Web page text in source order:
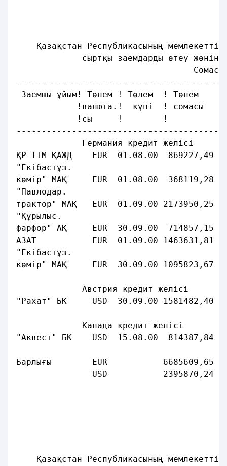
Қазақстан Республикасының
сыртқы заемдарды өтеу жөніндегі
Сомасы
Заемшы ұйым! Төлем ! Төлем  ! Төлем
!валюта.!  күні  ! сомасы    !
!сы     !        !           !
Германия кредит желісі
ҚР ІІМ ҚАЖД    EUR  01.08.00  869227,49
"Екібастұз.
көмір" МАҚ     EUR  01.08.00  368119,28
"Павлодар.
трактор" МАҚ   EUR  01.09.00 2173950,25
"Құрылыс.
фарфор" АҚ     EUR  30.09.00  714857,15
АЗАТ           EUR  01.09.00
"Екібастұз.
көмір" МАҚ     EUR  30.09.00 1095823,67
Австрия кредит желісі
"Рахат" БК     USD  30.09.00 1581482,40
Канада кредит желісі
"Аквест" БК    USD  15.08.00  814387,84
Барлығы        EUR           6685609,65
USD           2395870,24
Қазақстан Республикасының